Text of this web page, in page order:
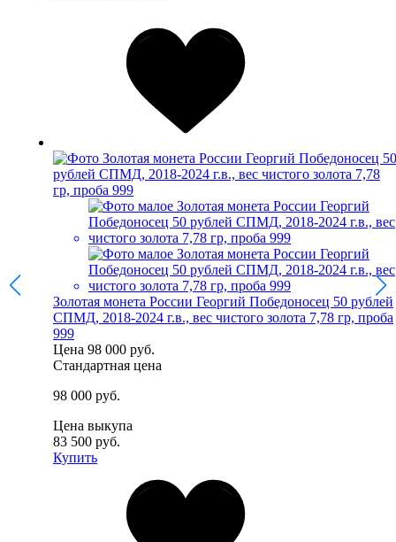
Золотая монета России Георгий Победоносец 50 рублей
СПМД, 2018-2024 г.в., вес чистого золота 7,78 гр, проба
999
Цена 98 000 руб.
Стандартная цена
98 000 руб.
Цена выкупа
83 500 руб.
Купить